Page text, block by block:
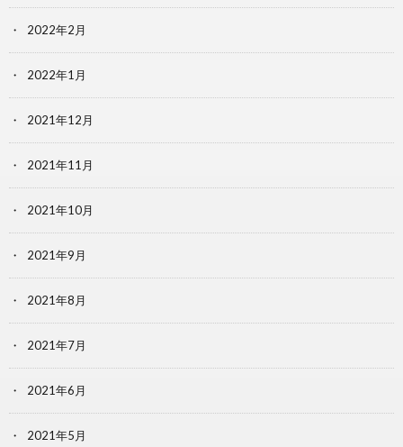
2022年2月
2022年1月
2021年12月
2021年11月
2021年10月
2021年9月
2021年8月
2021年7月
2021年6月
2021年5月